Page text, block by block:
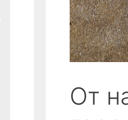
От